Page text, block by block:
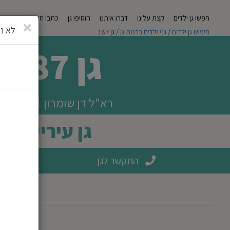
חפשו גן ילדים קצת עלינו דברו איתנו הוסיפו גן כתבו חוות דעת
חיפוש גן ילדים / גני ילדים ברמת גן/ גן 187
גן 187
רא"ל דן שומרון 1 רמת גן
גן עירייה
התקשר לגן
סגירה
לא